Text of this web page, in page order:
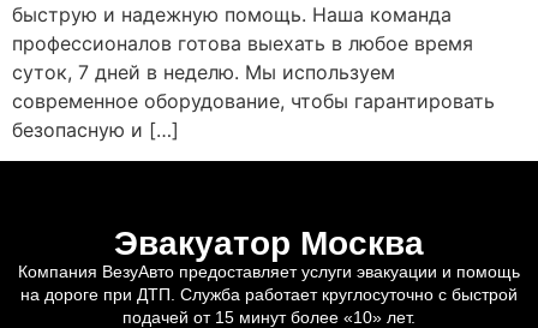
быструю и надежную помощь. Наша команда
профессионалов готова выехать в любое время
суток, 7 дней в неделю. Мы используем
современное оборудование, чтобы гарантировать
безопасную и […]
Эвакуатор Москва
Компания ВезуАвто предоставляет услуги эвакуации и помощь
на дороге при ДТП. Служба работает круглосуточно с быстрой
подачей от 15 минут более «10» лет.